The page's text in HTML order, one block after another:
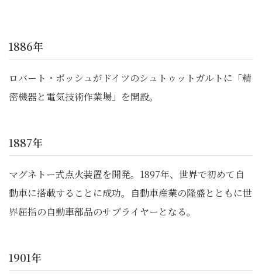
1886年
ロバート・ボッシュがドイツのシュトゥットガルトに「精
密機器と電気技術作業場」を開設。
1887年
マグネトー式点火装置を開発。1897年、世界で初めて自
動車に搭載することに成功。自動車産業の隆盛とともに世
界屈指の自動車部品のサプライヤーとなる。
1901年